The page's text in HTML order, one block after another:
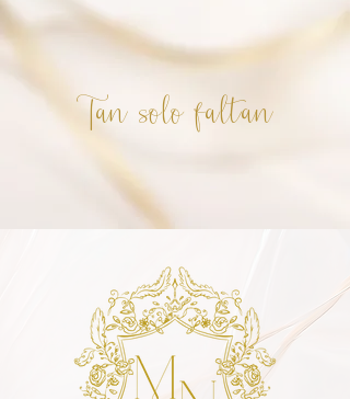
Tan solo faltan